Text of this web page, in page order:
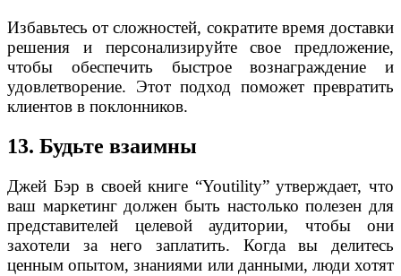
Избавьтесь от сложностей, сократите время доставки
решения и персонализируйте свое предложение,
чтобы обеспечить быстрое вознаграждение и
удовлетворение. Этот подход поможет превратить
клиентов в поклонников.
13. Будьте взаимны
Джей Бэр в своей книге “Youtility” утверждает, что
ваш маркетинг должен быть настолько полезен для
представителей целевой аудитории, чтобы они
захотели за него заплатить. Когда вы делитесь
ценным опытом, знаниями или данными, люди хотят